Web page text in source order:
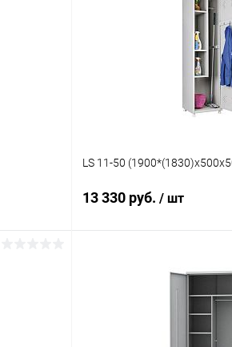
LS 11-50
13 330 руб. / шт